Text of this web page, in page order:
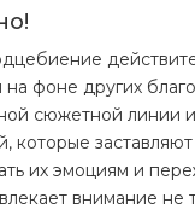
на фоне других
сюжетной линии
которые
их эмоциям и
внимание не